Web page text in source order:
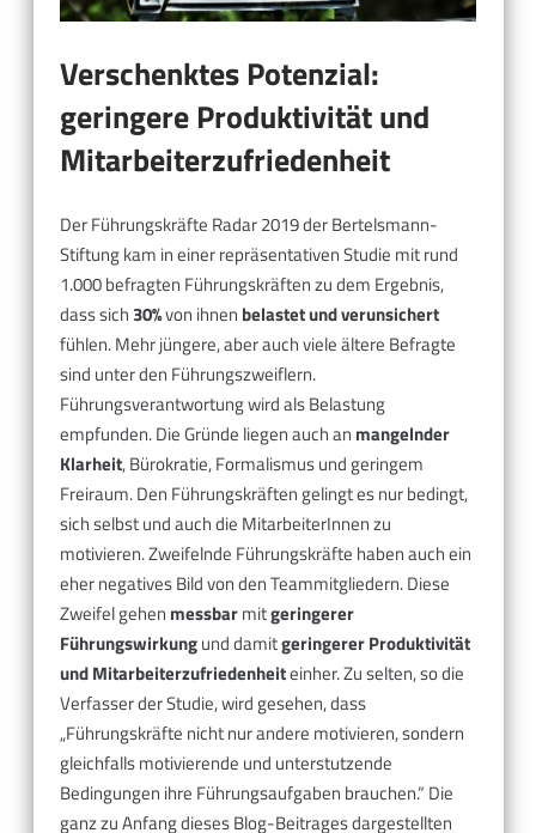
Verschenktes Potenzial:
geringere Produktivität und
Mitarbeiterzufriedenheit
Der Führungskräfte Radar 2019 der Bertelsmann-
Stiftung kam in einer repräsentativen Studie mit rund
1.000 befragten Führungskräften zu dem Ergebnis,
dass sich 30%von ihnen belastet und verunsichert
fühlen. Mehr jüngere, aber auch viele ältere Befragte
sind unter den Führungszweiflern.
Führungsverantwortung wird als Belastung
empfunden. Die Gründe liegen auch an mangelnder
Klarheit, Bürokratie, Formalismus und geringem
Freiraum. Den Führungskräften gelingt es nur bedingt,
sich selbst und auch die MitarbeiterInnen zu
motivieren. Zweifelnde Führungskräfte haben auch ein
eher negatives Bild von den Teammitgliedern. Diese
Zweifel gehen messbarmitgeringerer
Führungswirkungund damitgeringerer Produktivität
und Mitarbeiterzufriedenheiteinher. Zu selten, so die
Verfasser der Studie, wird gesehen, dass
„Führungskräfte nicht nur andere motivieren, sondern
gleichfalls motivierende und unterstutzende
Bedingungen ihre Führungsaufgaben brauchen.“ Die
ganz zu Anfang dieses Blog-Beitrages dargestellten